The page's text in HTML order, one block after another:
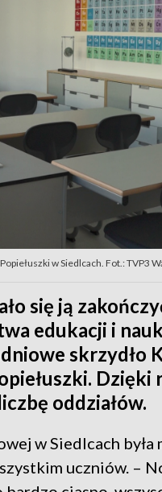
w Siedlcach. Fot.: TVP3
się ją
edukacji i
skrzydło
oddziałów.
w Siedlcach była
uczniów. –